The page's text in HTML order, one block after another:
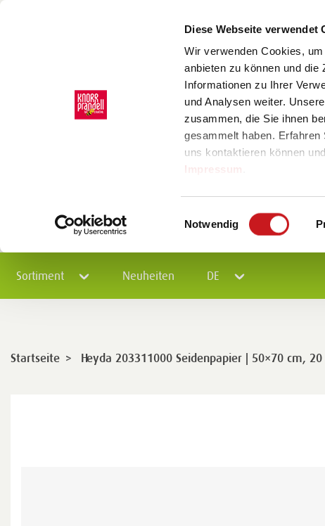
Diese Webseite verwendet
Wir verwenden Cookies,
anbieten zu können und die
Informationen zu Ihrer
und Analysen weiter.
zusammen, die Sie ihnen
gesammelt haben. Erfahren
uns kontaktieren können
Impressum
Einwilligungsauswahl
Notwendig
Sortiment Neuheiten DE
Startseite > Heyda 203311000 Seidenpapier | 50×70 cm,